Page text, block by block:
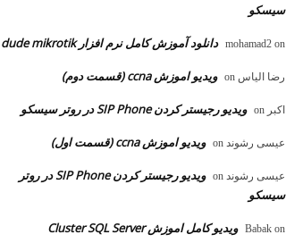
سیسکو
mohamad2 on دانلود آموزش کامل نرم افزار dude mikrotik
رضا الیاس ویدیو اموزش ccna (قسمت دوم)
اکبر ویدیو رجیستر کردن SIP Phone در روتر سیسکو
عیسی رشوند ویدیو اموزش ccna (قسمت اول)
عیسی رشوند
ویدیو رجیستر کردن SIP Phone در روتر
سیسکو
Babak on ویدیو کامل اموزش Cluster SQL Server